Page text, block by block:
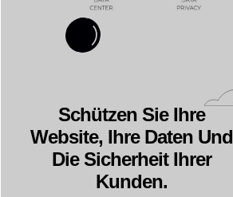
Schützen Sie Ihre
Website, Ihre Daten Und
Die Sicherheit Ihrer
Kunden.